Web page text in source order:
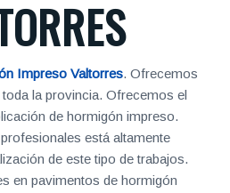
Impreso Valtorres. Ofrecemos
la provincia. Ofrecemos el
de hormigón impreso.
está altamente
de este tipo de trabajos.
en pavimentos de hormigón